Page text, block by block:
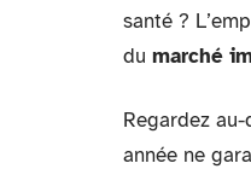
santé ?
du marché
Regardez
année ne